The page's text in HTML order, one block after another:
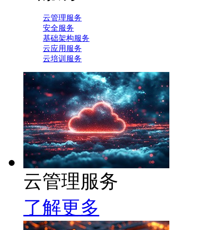
云管理服务
安全服务
基础架构服务
云应用服务
云培训服务
云管理服务
了解更多